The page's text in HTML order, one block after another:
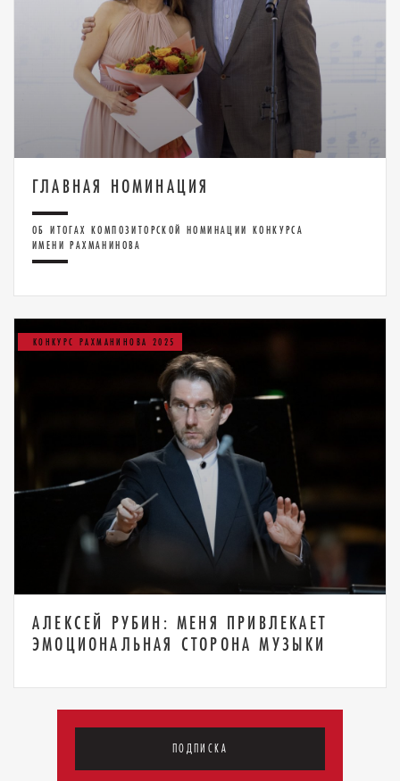
ГЛАВНАЯ НОМИНАЦИЯ
ОБ ИТОГАХ КОМПОЗИТОРСКОЙ НОМИНАЦИИ КОНКУРСА
ИМЕНИ РАХМАНИНОВА
КОНКУРС РАХМАНИНОВА 2025
АЛЕКСЕЙ РУБИН: МЕНЯ ПРИВЛЕКАЕТ
ЭМОЦИОНАЛЬНАЯ СТОРОНА МУЗЫКИ
ПОДПИСКА